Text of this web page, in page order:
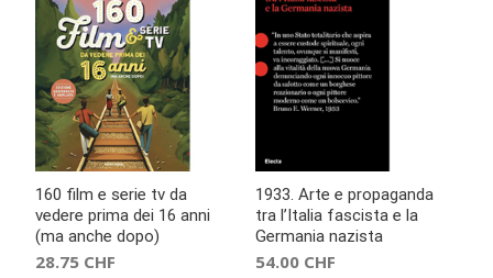
160 film e serie tv da
vedere prima dei 16 anni
(ma anche dopo)
28.75 CHF
1933. Arte e propaganda
tra l’Italia fascista e la
Germania nazista
54.00 CHF